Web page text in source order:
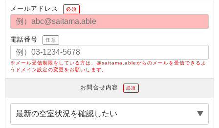
メールアドレス 必須
電話番号 任意
※メール受信制限をしている方は、@saitama.ableからのメールを受信できるよ
うドメイン設定の変更をお願いします。
お問合せ内容 必須